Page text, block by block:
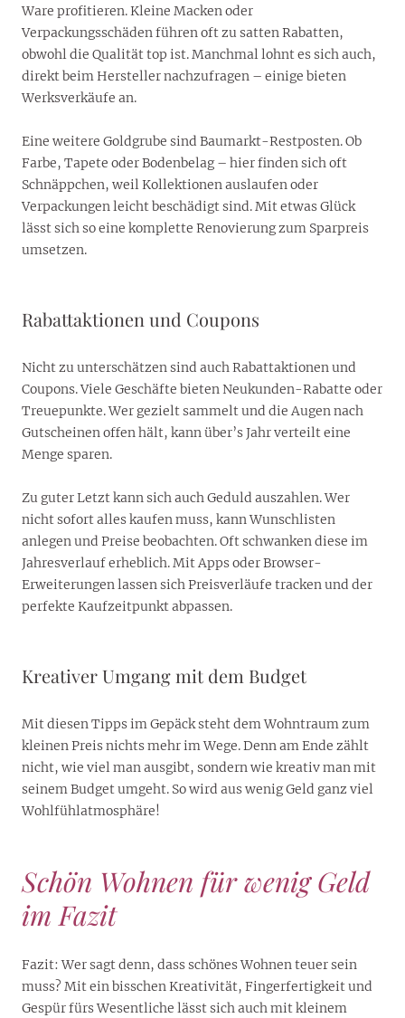
Ware profitieren. Kleine Macken oder
Verpackungsschäden führen oft zu satten Rabatten,
obwohl die Qualität top ist. Manchmal lohnt es sich auch,
direkt beim Hersteller nachzufragen – einige bieten
Werksverkäufe an.
Eine weitere Goldgrube sind Baumarkt-Restposten. Ob
Farbe, Tapete oder Bodenbelag – hier finden sich oft
Schnäppchen, weil Kollektionen auslaufen oder
Verpackungen leicht beschädigt sind. Mit etwas Glück
lässt sich so eine komplette Renovierung zum Sparpreis
umsetzen.
Rabattaktionen und Coupons
Nicht zu unterschätzen sind auch Rabattaktionen und
Coupons. Viele Geschäfte bieten Neukunden-Rabatte oder
Treuepunkte. Wer gezielt sammelt und die Augen nach
Gutscheinen offen hält, kann über’s Jahr verteilt eine
Menge sparen.
Zu guter Letzt kann sich auch Geduld auszahlen. Wer
nicht sofort alles kaufen muss, kann Wunschlisten
anlegen und Preise beobachten. Oft schwanken diese im
Jahresverlauf erheblich. Mit Apps oder Browser-
Erweiterungen lassen sich Preisverläufe tracken und der
perfekte Kaufzeitpunkt abpassen.
Kreativer Umgang mit dem Budget
Mit diesen Tipps im Gepäck steht dem Wohntraum zum
kleinen Preis nichts mehr im Wege. Denn am Ende zählt
nicht, wie viel man ausgibt, sondern wie kreativ man mit
seinem Budget umgeht. So wird aus wenig Geld ganz viel
Wohlfühlatmosphäre!
Schön Wohnen für wenig Geld
im Fazit
Fazit: Wer sagt denn, dass schönes Wohnen teuer sein
muss? Mit ein bisschen Kreativität, Fingerfertigkeit und
Gespür fürs Wesentliche lässt sich auch mit kleinem